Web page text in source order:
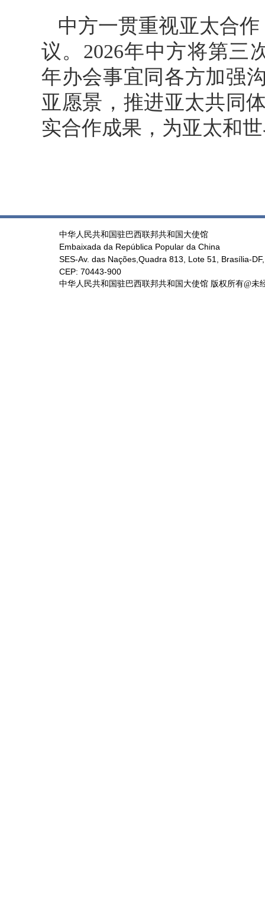
中方一贯重视亚太合作
议。2026年中方将第三
年办会事宜同各方加强
亚愿景，推进亚太共同
实合作成果，为亚太和
中华人民共和国驻巴西联邦共和国大使馆
Embaixada da República Popular da China
SES-Av. das Nações,Quadra 813, Lote 51, Brasília-
CEP: 70443-900
中华人民共和国驻巴西联邦共和国大使馆 版权所有@